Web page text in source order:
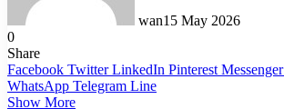
wan15 May 2026
0
Share
Facebook Twitter LinkedIn Pinterest Messenger
WhatsApp Telegram Line
Show More